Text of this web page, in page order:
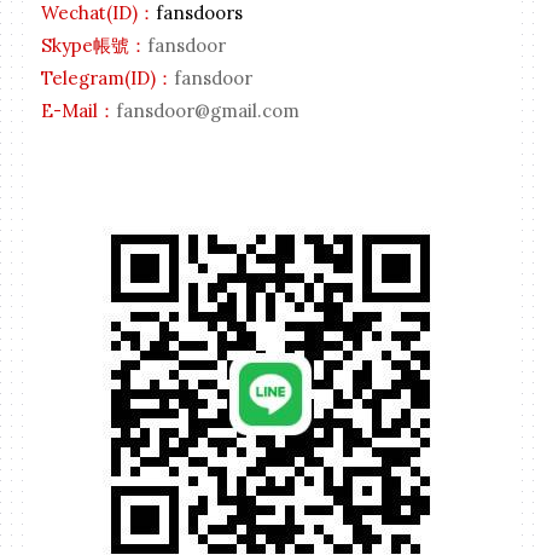
Wechat(ID) ：fansdoors
Skype帳號： fansdoor
Telegram(ID) ： fansdoor
E-Mail： fansdoor@gmail.com